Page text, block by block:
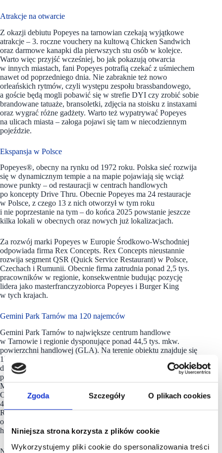
Zgoda Szczegóły O plikach cookies
Niniejsza strona korzysta z plików cookie
Wykorzystujemy pliki cookie do spersonalizowania treści
Atrakcje na otwarcie
Z okazji debiutu Popeyes na tarnowian czekają wyjątkowe
atrakcje – 3. roczne vouchery na kultową Chicken Sandwich
oraz darmowe kanapki dla pierwszych stu osób w kolejce.
Warto więc przyjść wcześniej, bo jak pokazują otwarcia
w innych miastach, fani Popeyes potrafią czekać z uśmiechem
nawet od poprzedniego dnia. Nie zabraknie też nowo
orleańskich rytmów, czyli występu zespołu brassbandowego,
a goście będą mogli pobawić się w strefie DYI czy zrobić sobie
brandowane tatuaże, bransoletki, zdjęcia na stoisku z instaxami
oraz wygrać różne gadżety. Warto też wypatrywać Popeyes
na ulicach miasta – załoga pojawi się tam w niecodziennym
pojeździe.
Ekspansja w Polsce
Popeyes®, obecny na rynku od 1972 roku. Polska sieć rozwija
się w dynamicznym tempie a na mapie pojawiają się wciąż
nowe punkty – od restauracji w centrach handlowych
po koncepty Drive Thru. Obecnie Popeyes ma 24 restauracje
w Polsce, z czego 13 z nich otworzył w tym roku
i nie poprzestanie na tym – do końca 2025 powstanie jeszcze
kilka lokali w obecnych oraz nowych już lokalizacjach.
Za rozwój marki Popeyes w Europie Środkowo-Wschodniej
odpowiada firma Rex Concepts. Rex Concepts nieustannie
rozwija segment QSR (Quick Service Restaurant) w Polsce,
Czechach i Rumunii. Obecnie firma zatrudnia ponad 2,5 tys.
pracowników w regionie, konsekwentnie budując pozycję
lidera jako masterfranczyzobiorca Popeyes i Burger King
w tych krajach.
Gemini Park Tarnów ma 120 najemców
Gemini Park Tarnów to największe centrum handlowe
w Tarnowie i regionie dysponujące ponad 44,5 tys. mkw.
powierzchni handlowej (GLA). Na terenie obiektu znajduje się
120 sklepów, punktów usługowych i gastronomicznych, w tym
dobrze znane marki krajowe i zagraniczne, takie jak m.in.:
portfolio marek LPP (Reserved, Mohito, Cropp, House), TK
Maxx, Stradivarius, Calzedonia, HalfPrice, Intimissimi,
OCHNIK, Medicine, Martes Sport, Sizeer, CCC, Deichmann,
4F, Empik, Apart, Swiss, Wittchen, iSpot, Homla, Douglas,
Rituals, Terranova, KFC, home&you, Jysk, Castorama
oraz Media Markt. W centrum handlowym działa także
hipermarket Carrefour.